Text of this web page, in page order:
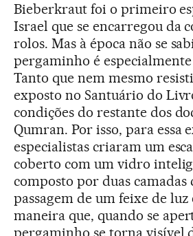
Bieberkraut foi o primeiro
Israel que se encarregou da
rolos. Mas à época não se
pergaminho é
Tanto que nem mesmo
exposto no Santuário do
condições do restante dos
Qumran. Por isso, para essa
especialistas criaram um
coberto com um vidro
composto por duas
passagem de um feixe de
maneira que, quando se